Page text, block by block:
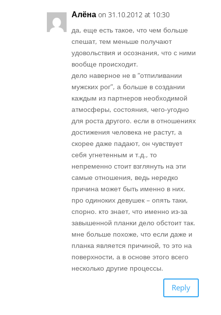
Алёна on 31.10.2012 at 10:30
да, еще есть такое, что чем больше
спешат, тем меньше получают
удовольствия и осознания, что с ними
вообще происходит.
дело наверное не в “отпиливании
мужских рог”, а больше в создании
каждым из партнеров необходимой
атмосферы, состояния, чего-угодно
для роста другого. если в отношениях
достижения человека не растут, а
скорее даже падают, он чувствует
себя угнетенным и т.д., то
непременно стоит взглянуть на эти
самые отношения, ведь нередко
причина может быть именно в них.
про одиноких девушек – опять таки,
спорно. кто знает, что именно из-за
завышенной планки дело обстоит так.
мне больше похоже, что если даже и
планка является причиной, то это на
поверхности, а в основе этого всего
несколько другие процессы.
Reply